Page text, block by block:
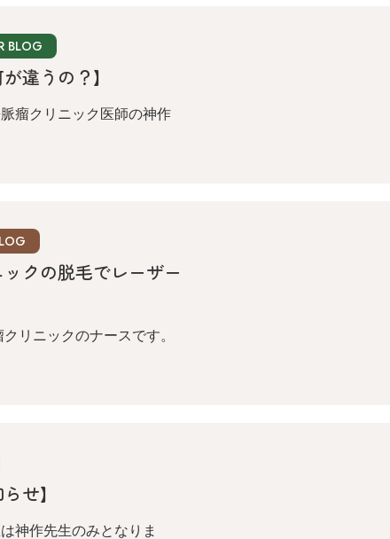
BLOG
違うの？】
瘤クリニック医師の神作
ックの脱毛でレーザー
リニックのナースです。
せ】
神作先生のみとなりま